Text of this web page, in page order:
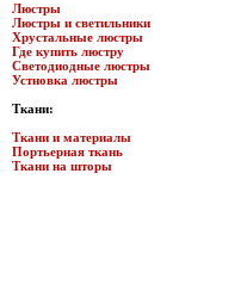
Люстры
Люстры и светильники
Хрустальные люстры
Где купить люстру
Светодиодные люстры
Устновка люстры
Ткани:
Ткани и материалы
Портьерная ткань
Ткани на шторы